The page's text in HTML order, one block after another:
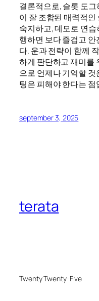
결론적으로, 슬롯 도
이 잘 조합된 매력적
숙지하고, 데모로 연
행하면 보다 즐겁고
다. 운과 전략이 함께
하게 판단하고 재미를
으로 언제나 기억할
팅은 피해야 한다는 점
september 3, 2025
terata
Twenty Twenty-Five